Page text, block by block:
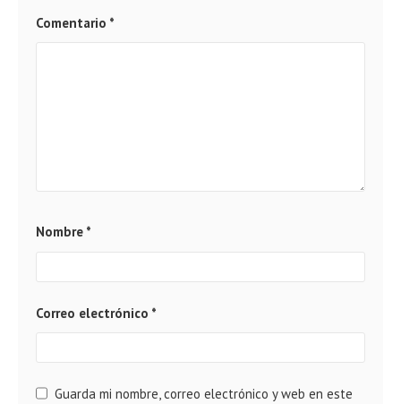
Comentario *
Nombre *
Correo electrónico *
Guarda mi nombre, correo electrónico y web en este